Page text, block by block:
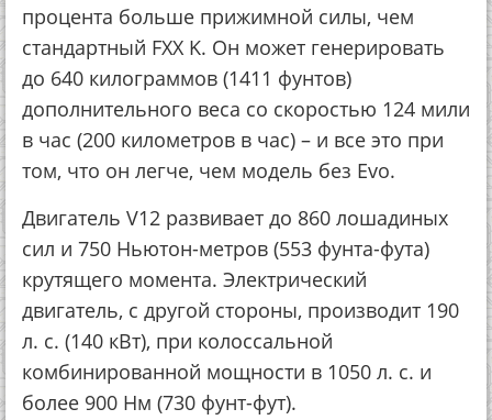
процента больше прижимной силы, чем
стандартный FXX K. Он может генерировать
до 640 килограммов (1411 фунтов)
дополнительного веса со скоростью 124 мили
в час (200 километров в час) – и все это при
том, что он легче, чем модель без Evo.
Двигатель V12 развивает до 860 лошадиных
сил и 750 Ньютон-метров (553 фунта-фута)
крутящего момента. Электрический
двигатель, с другой стороны, производит 190
л. с. (140 кВт), при колоссальной
комбинированной мощности в 1050 л. с. и
более 900 Нм (730 фунт-фут).